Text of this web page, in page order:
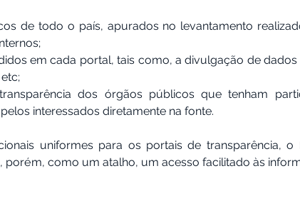
de todo o país, apurados no levantamento
em cada portal, tais como, a divulgação de dados
dos órgãos públicos que tenham
interessados diretamente na fonte.
uniformes para os portais de transparência, o
como um atalho, um acesso facilitado às